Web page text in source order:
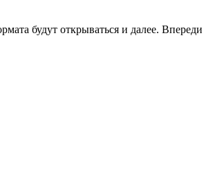
будут открываться и далее. Впереди